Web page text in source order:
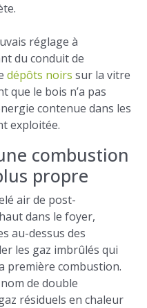
réglage à
du conduit de
dépôts noirs sur la vitre
que le bois n’a pas
contenue dans les
exploitée.
combustion
propre
air de post-
dans le foyer,
au-dessus des
les gaz imbrûlés qui
première combustion.
de double
résiduels en chaleur